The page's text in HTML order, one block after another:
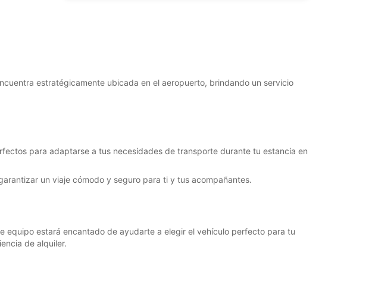
estratégicamente ubicada en el aeropuerto, brindando un servicio
para adaptarse a tus necesidades de transporte durante tu estancia en
un viaje cómodo y seguro para ti y tus acompañantes.
equipo estará encantado de ayudarte a elegir el vehículo perfecto para tu
de alquiler.